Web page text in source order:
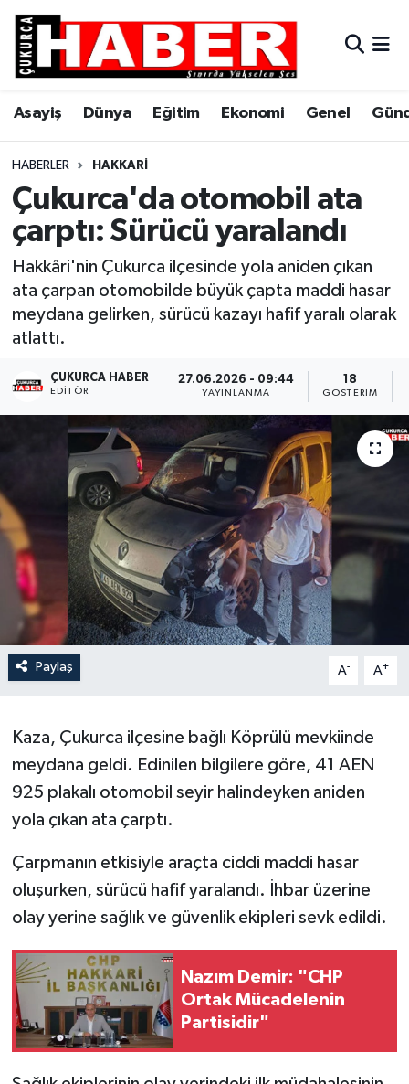
Asayiş Dünya Eğitim Ekonomi Genel
HABERLER HAKKARI
Çukurca'da otomobil ata
çarptı: Sürücü yaralandı
Hakkâri'nin Çukurca ilçesinde yola aniden çıkan
ata çarpan otomobilde büyük çapta maddi hasar
meydana gelirken, sürücü kazayı hafif yaralı olarak
atlattı.
ÇUKURCA HABER
EDITÖR
27.06.2026 - 09:44
YAYINLANMA
18
GÖSTERIM
Paylaş A- A+
Kaza, Çukurca ilçesine bağlı Köprülü mevkiinde
meydana geldi. Edinilen bilgilere göre, 41 AEN
925 plakalı otomobil seyir halindeyken aniden
yola çıkan ata çarptı.
Çarpmanın etkisiyle araçta ciddi maddi hasar
oluşurken, sürücü hafif yaralandı. İhbar üzerine
olay yerine sağlık ve güvenlik ekipleri sevk edildi.
Nazım Demir: "CHP
Ortak Mücadelenin
Partisidir"
Asayiş
Dünya
Eğitim
Ekonomi
Gündem
Hakkari
Siyaset
Son Dakika
Teknoloji
Yaşam
Hava Durumu
Trafik Durumu
Süper Lig Puan Durumu ve Fikstür
Tüm Manşetler
Haber Arşivi